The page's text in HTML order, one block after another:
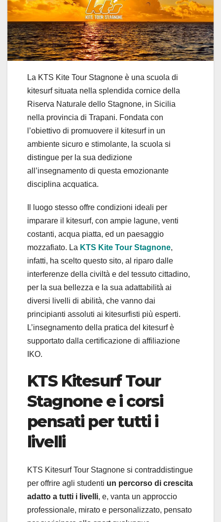
La KTS Kite Tour Stagnone è una scuola di
kitesurf situata nella splendida cornice della
Riserva Naturale dello Stagnone, in Sicilia
nella provincia di Trapani. Fondata con
l’obiettivo di promuovere il kitesurf in un
ambiente sicuro e stimolante, la scuola si
distingue per la sua dedizione
all’insegnamento di questa emozionante
disciplina acquatica.
Il luogo stesso offre condizioni ideali per
imparare il kitesurf, con ampie lagune, venti
costanti, acqua piatta, ed un paesaggio
mozzafiato. La KTS Kite Tour Stagnone,
infatti, ha scelto questo sito, al riparo dalle
interferenze della civiltà e del tessuto cittadino,
per la sua bellezza e la sua adattabilità ai
diversi livelli di abilità, che vanno dai
principianti assoluti ai kitesurfisti più esperti.
L’insegnamento della pratica del kitesurf è
supportato dalla certificazione di affiliazione
IKO.
KTS Kitesurf Tour
Stagnone e i corsi
pensati per tutti i
livelli
KTS Kitesurf Tour Stagnone si contraddistingue
per offrire agli studenti un percorso di crescita
adatto a tutti i livelli, e, vanta un approccio
professionale, mirato e personalizzato, pensato